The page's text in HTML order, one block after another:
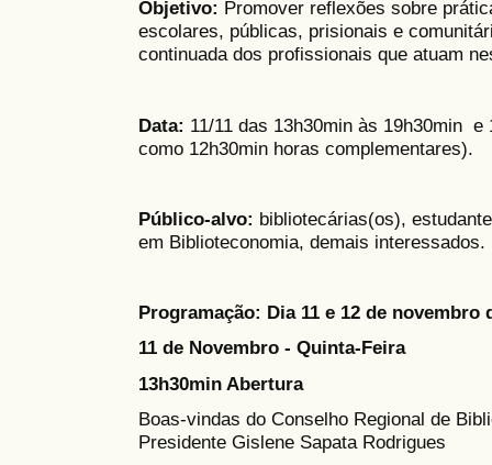
Objetivo: Promover reflexões sobre
escolares, públicas, prisionais e
continuada dos profissionais que atuam
Data: 11/11 das 13h30min às 19h30min
como 12h30min horas complementares).
Público-alvo: bibliotecárias(os),
em Biblioteconomia, demais interessados.
Programação: Dia 11 e 12 de novembro
11 de Novembro - Quinta-Feira
13h30min Abertura
Boas-vindas do Conselho Regional de
Presidente Gislene Sapata Rodrigues